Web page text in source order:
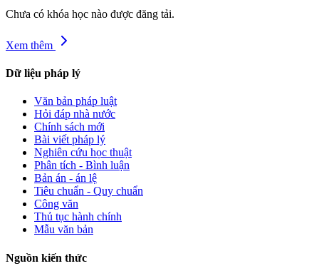
Chưa có khóa học nào được đăng tải.
Xem thêm
Dữ liệu pháp lý
Văn bản pháp luật
Hỏi đáp nhà nước
Chính sách mới
Bài viết pháp lý
Nghiên cứu học thuật
Phân tích - Bình luận
Bản án - án lệ
Tiêu chuẩn - Quy chuẩn
Công văn
Thủ tục hành chính
Mẫu văn bản
Nguồn kiến thức